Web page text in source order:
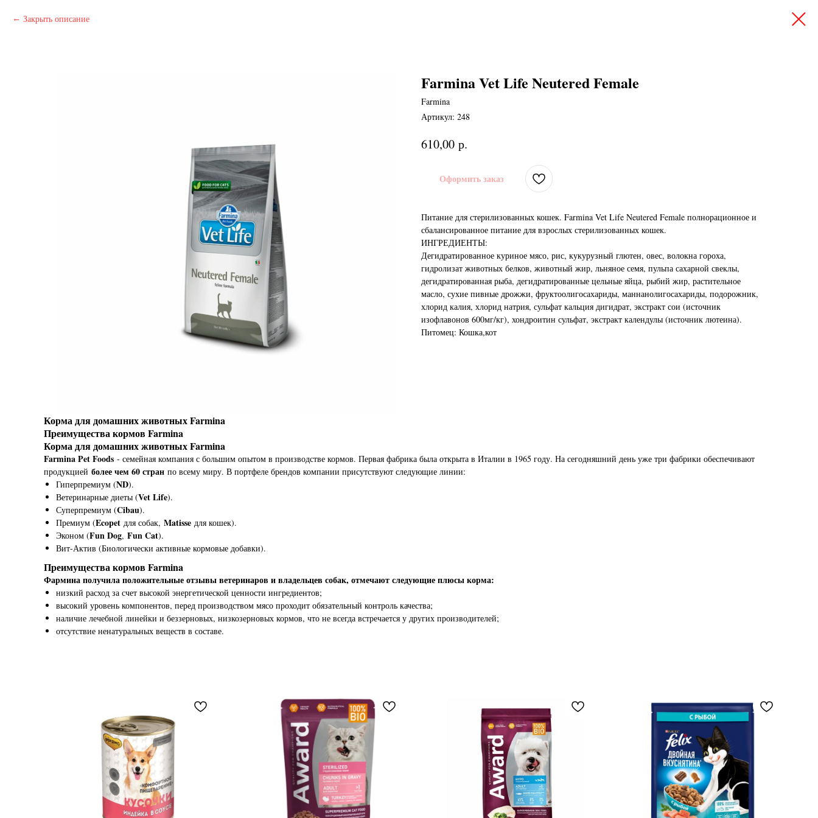
Закрыть описание
Farmina Vet Life Neutered Female
Farmina
Артикул: 248
610,00 р.
Оформить заказ
Питание для стерилизованных кошек. Farmina Vet Life Neutered Female полнорационное и
сбалансированное питание для взрослых стерилизованных кошек.
ИНГРЕДИЕНТЫ:
Дегидратированное куриное мясо, рис, кукурузный глютен, овес, волокна гороха,
гидролизат животных белков, животный жир, льняное семя, пульпа сахарной свеклы,
дегидратированная рыба, дегидратированные цельные яйца, рыбий жир, растительное
масло, сухие пивные дрожжи, фруктоолигосахариды, маннанолигосахариды, подорожник,
хлорид калия, хлорид натрия, сульфат кальция дигидрат, экстракт сои (источник
изофлавонов 600мг/кг), хондроитин сульфат, экстракт календулы (источник лютеина).
Питомец: Кошка,кот
Корма для домашних животных Farmina
Преимущества кормов Farmina
Корма для домашних животных Farmina
Farmina Pet Foods - семейная компания с большим опытом в производстве кормов. Первая фабрика была открыта в Италии в 1965 году. На сегодняшний день уже три фабрики обеспечивают
продукцией более чем 60 стран по всему миру. В портфеле брендов компании присутствуют следующие линии:
Гиперпремиум (ND).
Ветеринарные диеты (Vet Life).
Суперпремиум (Cibau).
Премиум (Ecopet для собак, Matisse для кошек).
Эконом (Fun Dog, Fun Cat).
Вит-Актив (Биологически активные кормовые добавки).
Преимущества кормов Farmina
Фармина получила положительные отзывы ветеринаров и владельцев собак, отмечают следующие плюсы корма:
низкий расход за счет высокой энергетической ценности ингредиентов;
высокий уровень компонентов, перед производством мясо проходит обязательный контроль качества;
наличие лечебной линейки и беззерновых, низкозерновых кормов, что не всегда встречается у других производителей;
отсутствие ненатуральных веществ в составе.